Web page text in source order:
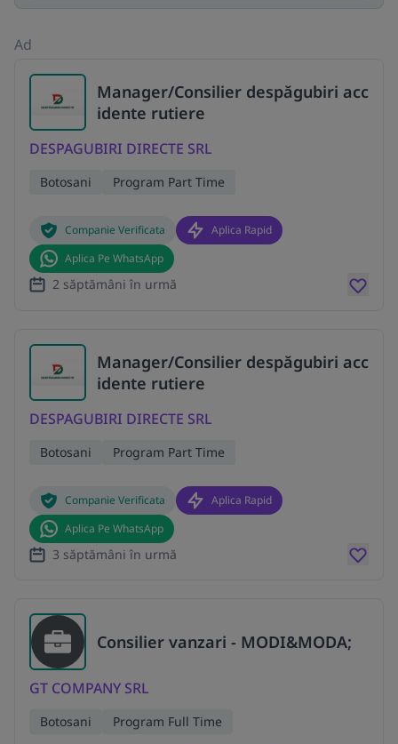
Ad
Manager/Consilier despăgubiri acc
idente rutiere
DESPAGUBIRI DIRECTE SRL
Botosani Program Part Time
Companie Verificata
Aplica Rapid
Aplica Pe WhatsApp
2 săptămâni în urmă
Manager/Consilier despăgubiri acc
idente rutiere
DESPAGUBIRI DIRECTE SRL
Botosani Program Part Time
Companie Verificata
Aplica Rapid
Aplica Pe WhatsApp
3 săptămâni în urmă
Consilier vanzari - MODI&MODA;
GT COMPANY SRL
Botosani Program Full Time